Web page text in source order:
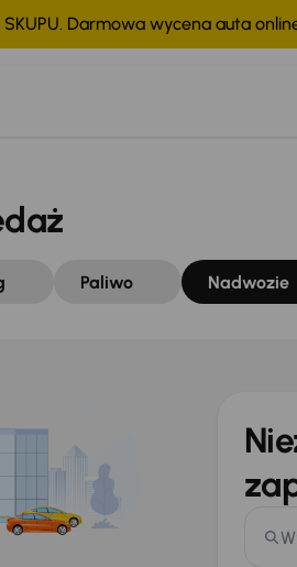
Darmowa wycena auta
Paliwo Nadwozie